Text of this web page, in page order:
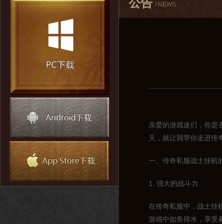
公告 / NEWS
亲爱的游戏迷们，你是
天，就让我带你走进传
一、传奇私服战士挂机
1. 强大的战斗力
在传奇私服中，战士挂
游戏中如鱼得水，享受